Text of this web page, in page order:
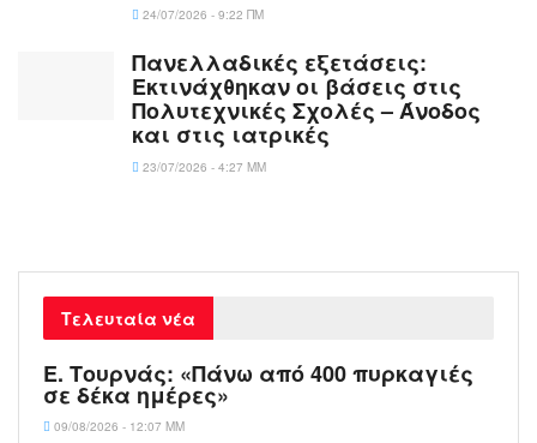
24/07/2026 - 9:22 ΠΜ
Πανελλαδικές εξετάσεις:
Εκτινάχθηκαν οι βάσεις στις
Πολυτεχνικές Σχολές – Άνοδος
και στις ιατρικές
23/07/2026 - 4:27 ΜΜ
Τελευταία νέα
Ε. Τουρνάς: «Πάνω από 400 πυρκαγιές
σε δέκα ημέρες»
09/08/2026 - 12:07 ΜΜ